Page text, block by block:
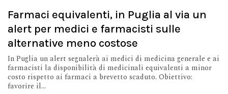
Farmaci equivalenti, in Puglia al via un
alert per medici e farmacisti sulle
alternative meno costose
In Puglia un alert segnalerà ai medici di medicina generale e ai
farmacisti la disponibilità di medicinali equivalenti a minor
costo rispetto ai farmaci a brevetto scaduto. Obiettivo:
favorire il...